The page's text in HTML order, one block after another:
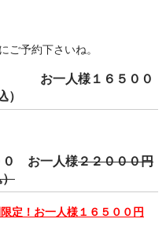
ご予約下さいね。
お一人様１６５００
）
０ お一人様２２０００円
）
定！お一人様１６５００円